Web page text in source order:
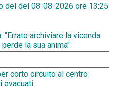
del del 08-08-2026 ore 13:25
"Errato archiviare la vicenda
la sua anima"
corto circuito al centro
evacuati